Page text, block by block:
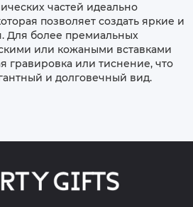
частей идеально
позволяет создать яркие и
Для более премиальных
или кожаными вставками
гравировка или тиснение, что
и долговечный вид.